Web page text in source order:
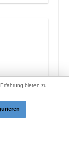
18W
bieten zu